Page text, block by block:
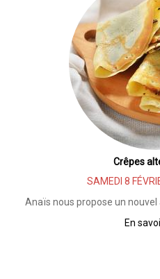
Crêpes
SAMEDI 8
Anaïs nous propose un
En